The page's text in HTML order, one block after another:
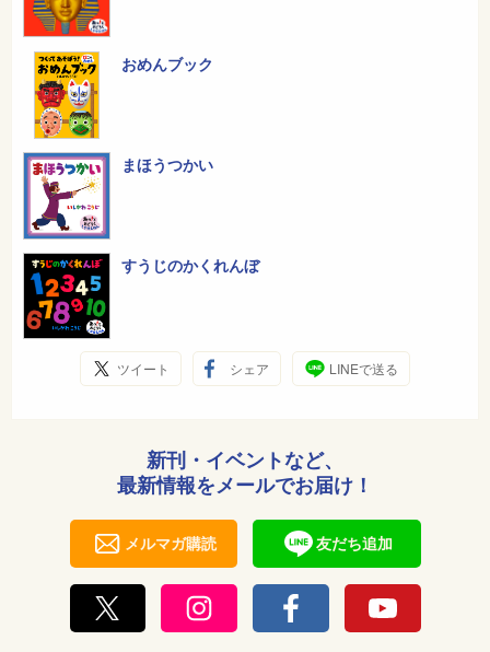
おめんブック
まほうつかい
すうじのかくれんぼ
ツイート シェア LINEで送る
新刊・イベントなど、
最新情報をメールでお届け！
メルマガ購読 友だち追加